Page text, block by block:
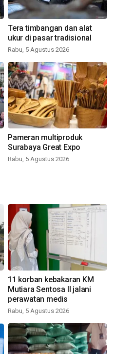
Tera timbangan dan alat
ukur di pasar tradisional
Rabu, 5 Agustus 2026
Pameran multiproduk
Surabaya Great Expo
Rabu, 5 Agustus 2026
11 korban kebakaran KM
Mutiara Sentosa II jalani
perawatan medis
Rabu, 5 Agustus 2026